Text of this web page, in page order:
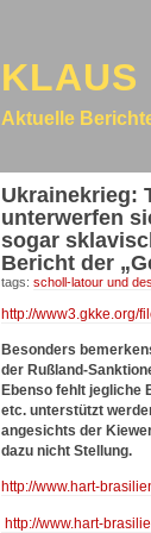
KLAUS
Aktuelle
Ukrainekrieg:
unterwerfen
sogar
Bericht der
tags: scholl-latour und
http://www3.gkke.org/
Besonders
der Rußland-
Ebenso fehlt jegliche
etc. unterstützt
angesichts der
dazu nicht Stellung.
http://www.hart-
http://www.hart-